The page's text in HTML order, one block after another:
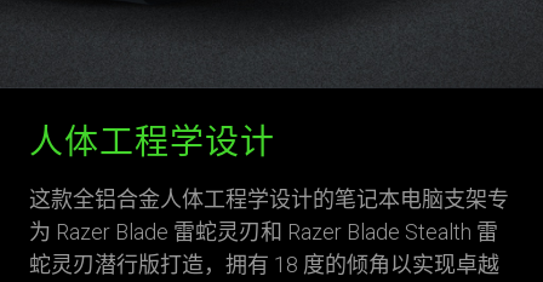
人体工程学设计
这款全铝合金人体工程学设计的笔记本电脑支架专
为 Razer Blade 雷蛇灵刃和 Razer Blade Stealth 雷
蛇灵刃潜行版打造，拥有 18 度的倾角以实现卓越